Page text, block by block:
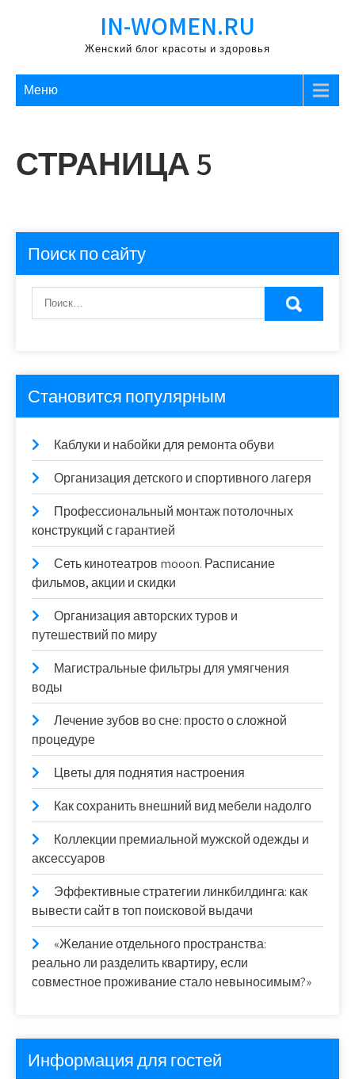
IN-WOMEN.RU
Женский блог красоты и здоровья
Меню
СТРАНИЦА 5
Поиск по сайту
Становится популярным
Каблуки и набойки для ремонта обуви
Организация детского и спортивного лагеря
Профессиональный монтаж потолочных
конструкций с гарантией
Сеть кинотеатров mooon. Расписание
фильмов, акции и скидки
Организация авторских туров и
путешествий по миру
Магистральные фильтры для умягчения
воды
Лечение зубов во сне: просто о сложной
процедуре
Цветы для поднятия настроения
Как сохранить внешний вид мебели надолго
Коллекции премиальной мужской одежды и
аксессуаров
Эффективные стратегии линкбилдинга: как
вывести сайт в топ поисковой выдачи
«Желание отдельного пространства:
реально ли разделить квартиру, если
совместное проживание стало невыносимым?»
Информация для гостей